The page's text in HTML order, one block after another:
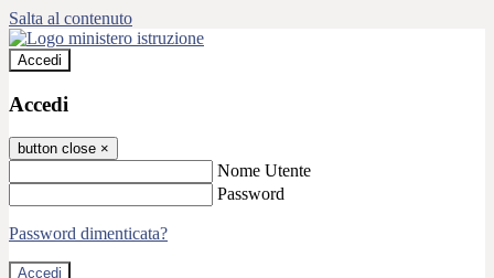
Salta al contenuto
Accedi
Accedi
button close ×
Nome Utente
Password
Password dimenticata?